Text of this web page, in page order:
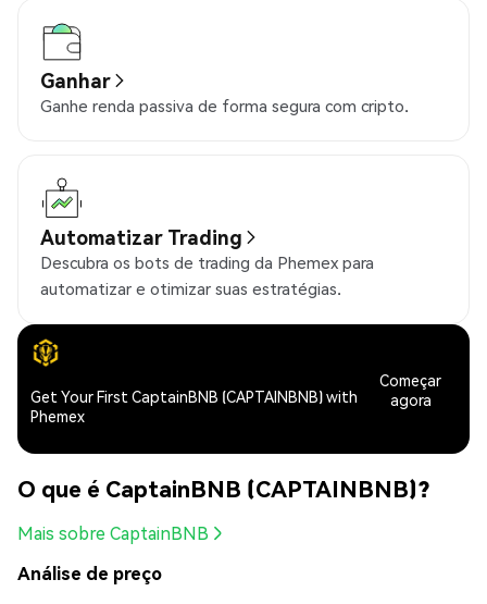
Ganhar
Ganhe renda passiva de forma segura com cripto.
Automatizar Trading
Descubra os bots de trading da Phemex para
automatizar e otimizar suas estratégias.
Get Your First CaptainBNB (CAPTAINBNB) with
Phemex
Começar
agora
O que é CaptainBNB (CAPTAINBNB)?
Mais sobre CaptainBNB
Análise de preço